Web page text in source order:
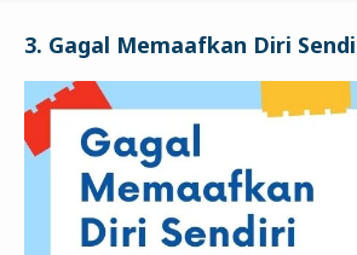
3. Gagal Memaafkan Diri